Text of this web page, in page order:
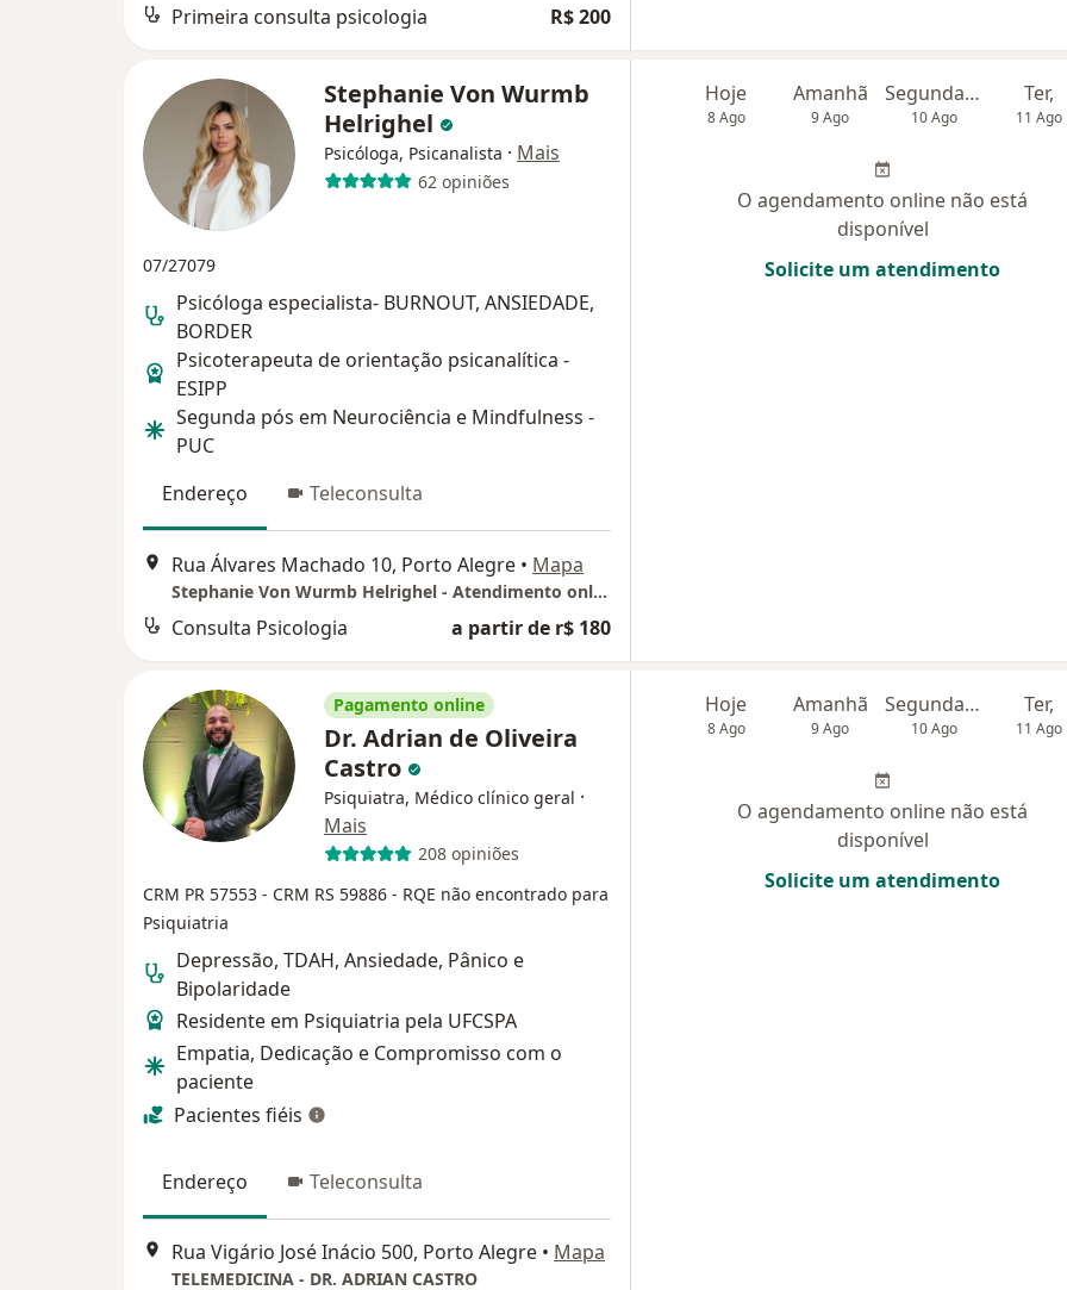
Primeira consulta psicologia R$ 200
Stephanie Von Wurmb
Helrighel
Psicóloga, Psicanalista · Mais
62 opiniões
07/27079
Psicóloga especialista- BURNOUT, ANSIEDADE,
BORDER
Psicoterapeuta de orientação psicanalítica -
ESIPP
Segunda pós em Neurociência e Mindfulness -
PUC
Endereço
Teleconsulta
Rua Álvares Machado 10, Porto Alegre • Mapa
Stephanie Von Wurmb Helrighel - Atendimento online POA
Consulta Psicologia a partir de r$ 180
Hoje
8 Ago
Amanhã
9 Ago
Segunda-feira
10 Ago
Ter,
11 Ago
O agendamento online não está
disponível
Solicite um atendimento
Pagamento online
Dr. Adrian de Oliveira
Castro
Psiquiatra, Médico clínico geral ·
Mais
208 opiniões
CRM PR 57553 - CRM RS 59886 - RQE não encontrado para
Psiquiatria
Depressão, TDAH, Ansiedade, Pânico e
Bipolaridade
Residente em Psiquiatria pela UFCSPA
Empatia, Dedicação e Compromisso com o
paciente
Pacientes fiéis
Endereço Teleconsulta
Rua Vigário José Inácio 500, Porto Alegre • Mapa
TELEMEDICINA - DR. ADRIAN CASTRO
Hoje
8 Ago
Amanhã
9 Ago
Segunda-feira
10 Ago
Ter,
11 Ago
O agendamento online não está
disponível
Solicite um atendimento